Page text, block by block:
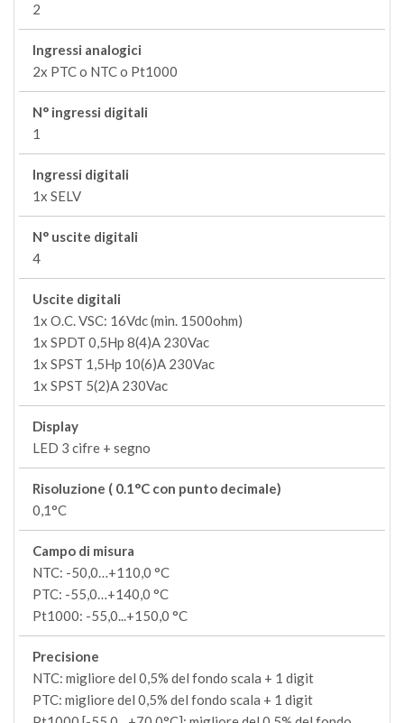
2
Ingressi analogici
2x PTC o NTC o Pt1000
N° ingressi digitali
1
Ingressi digitali
1x SELV
N° uscite digitali
4
Uscite digitali
1x O.C. VSC: 16Vdc (min. 1500ohm)
1x SPDT 0,5Hp 8(4)A 230Vac
1x SPST 1,5Hp 10(6)A 230Vac
1x SPST 5(2)A 230Vac
Display
LED 3 cifre + segno
Risoluzione ( 0.1°C con punto decimale)
0,1°C
Campo di misura
NTC: -50,0…+110,0 °C
PTC: -55,0…+140,0 °C
Pt1000: -55,0...+150,0 °C
Precisione
NTC: migliore del 0,5% del fondo scala + 1 digit
PTC: migliore del 0,5% del fondo scala + 1 digit